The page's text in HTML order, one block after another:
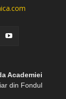
Academiei
din Fondul